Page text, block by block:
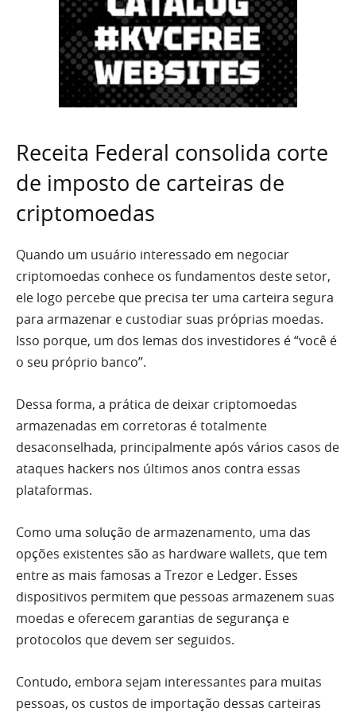
Receita Federal consolida corte
de imposto de carteiras de
criptomoedas
Quando um usuário interessado em negociar
criptomoedas conhece os fundamentos deste setor,
ele logo percebe que precisa ter uma carteira segura
para armazenar e custodiar suas próprias moedas.
Isso porque, um dos lemas dos investidores é “você é
o seu próprio banco”.
Dessa forma, a prática de deixar criptomoedas
armazenadas em corretoras é totalmente
desaconselhada, principalmente após vários casos de
ataques hackers nos últimos anos contra essas
plataformas.
Como uma solução de armazenamento, uma das
opções existentes são as hardware wallets, que tem
entre as mais famosas a Trezor e Ledger. Esses
dispositivos permitem que pessoas armazenem suas
moedas e oferecem garantias de segurança e
protocolos que devem ser seguidos.
Contudo, embora sejam interessantes para muitas
pessoas, os custos de importação dessas carteiras